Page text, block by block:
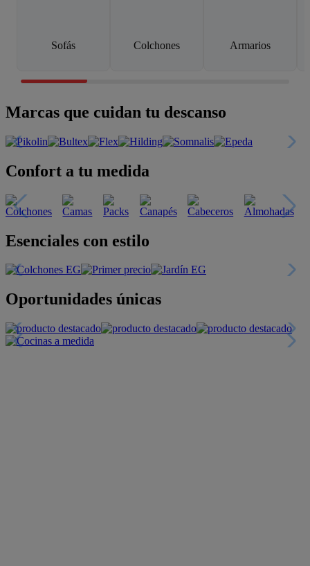
Sofás Colchones Armarios
Marcas que cuidan tu descanso
Confort a tu medida
Esenciales con estilo
Oportunidades únicas